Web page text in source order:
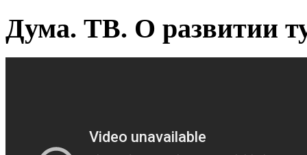
Дума. ТВ. О развитии